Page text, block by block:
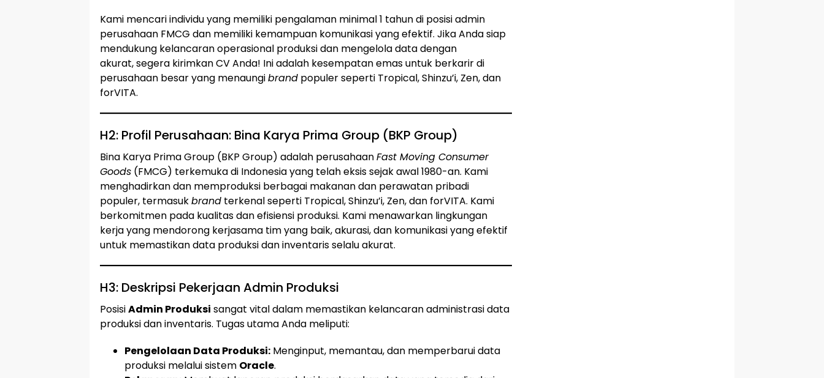
Kami mencari individu yang memiliki pengalaman minimal 1 tahun di posisi admin
perusahaan FMCG dan memiliki kemampuan komunikasi yang efektif. Jika Anda siap
mendukung kelancaran operasional produksi dan mengelola data dengan
akurat, segera kirimkan CV Anda! Ini adalah kesempatan emas untuk berkarir di
perusahaan besar yang menaungibrand populer seperti Tropical, Shinzu’i, Zen, dan
forVITA.
H2: Profil Perusahaan: Bina Karya Prima Group (BKP Group)
Bina Karya Prima Group (BKP Group) adalah perusahaanFast Moving Consumer
Goods (FMCG) terkemuka di Indonesia yang telah eksis sejak awal 1980-an. Kami
menghadirkan dan memproduksi berbagai makanan dan perawatan pribadi
populer, termasukbrand terkenal seperti Tropical, Shinzu’i, Zen, dan forVITA. Kami
berkomitmen pada kualitas dan efisiensi produksi. Kami menawarkan lingkungan
kerja yang mendorong kerjasama tim yang baik, akurasi, dan komunikasi yang efektif
untuk memastikan data produksi dan inventaris selalu akurat.
H3: Deskripsi Pekerjaan Admin Produksi
PosisiAdmin Produksi sangat vital dalam memastikan kelancaran administrasi data
produksi dan inventaris. Tugas utama Anda meliputi:
Pengelolaan Data Produksi: Menginput, memantau, dan memperbarui data
produksi melalui sistem Oracle.